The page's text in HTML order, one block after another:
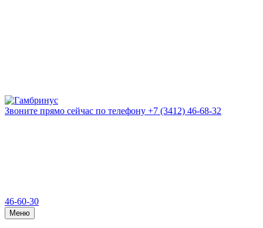
Звоните прямо сейчас по телефону +7 (3412) 46-68-32
46-60-30
Меню